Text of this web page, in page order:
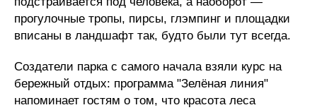
прогулочные тропы, пирсы, глэмпинг и площадки
вписаны в ландшафт так, будто были тут всегда.
Создатели парка с самого начала взяли курс на
бережный отдых: программа "Зелёная линия"
напоминает гостям о том, что красота леса